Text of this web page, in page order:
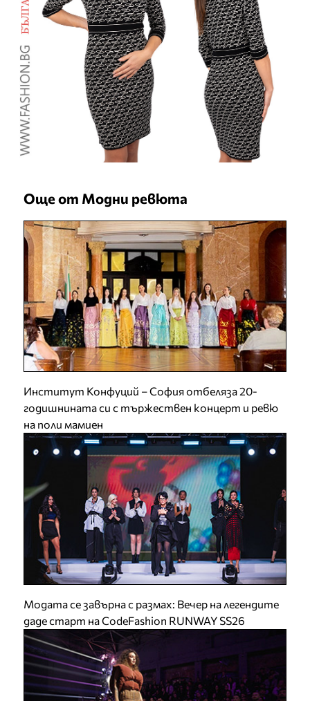
Още от Модни ревюта
Институт Конфуций – София отбеляза 20-
годишнината си с тържествен концерт и ревю
на поли мамиен
Модата се завърна с размах: Вечер на легендите
даде старт на CodeFashion RUNWAY SS26